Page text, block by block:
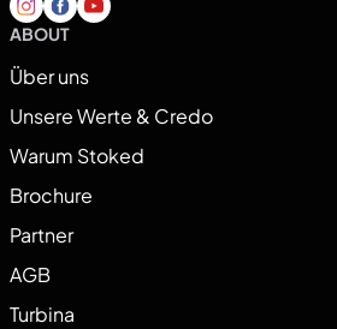
ABOUT
Über uns
Unsere Werte & Credo
Warum Stoked
Brochure
Partner
AGB
Turbina